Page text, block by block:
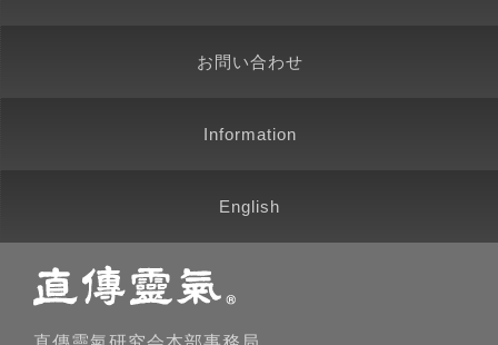
お問い合わせ
Information
English